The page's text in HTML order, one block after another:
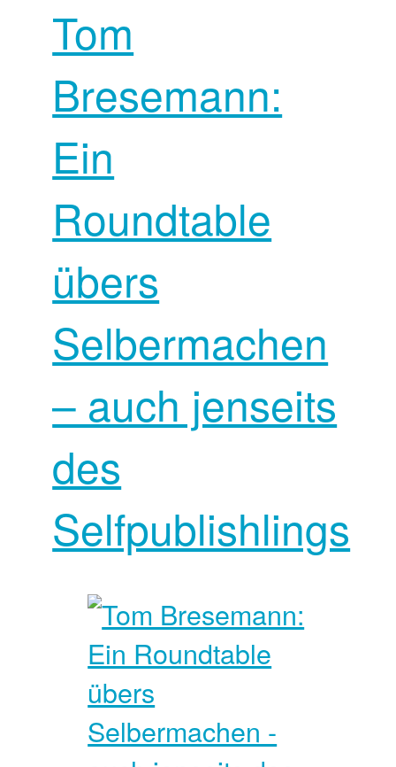
Tom
Bresemann:
Ein
Roundtable
übers
Selbermachen
– auch jenseits
des
Selfpublishlings